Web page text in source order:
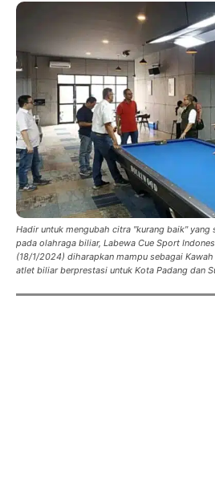
Hadir untuk mengubah citra "kurang baik" yang
pada olahraga biliar, Labewa Cue Sport
(18/1/2024) diharapkan mampu sebagai
atlet biliar berprestasi untuk Kota Padang dan